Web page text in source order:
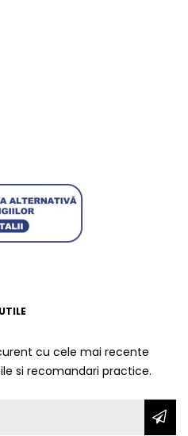
cu cele mai recente
si recomandari practice.